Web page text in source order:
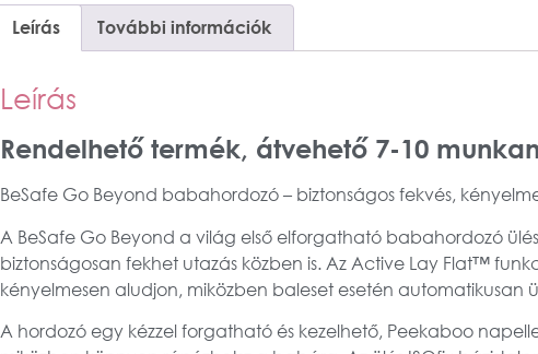
Leírás További információk
Leírás
Rendelhető termék, átvehető 7-10
BeSafe Go Beyond babahordozó – biztonságos fekvés,
A BeSafe Go Beyond a világ első elforgatható babahordozó
biztonságosan fekhet utazás közben is. Az Active Lay Flat™
kényelmesen aludjon, miközben baleset esetén automatikusan
A hordozó egy kézzel forgatható és kezelhető, Peekaboo